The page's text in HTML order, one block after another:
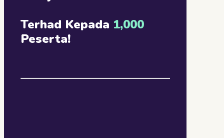
Terhad Kepada 1,000
Peserta!